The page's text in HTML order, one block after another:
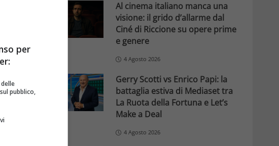
di
Al cinema italiano manca una
visione: il grido d’allarme dal
Ciné di Riccione su opere prime
e genere
4 Agosto 2026
Gerry Scotti vs Enrico Papi: la
battaglia estiva di Mediaset tra
La Ruota della Fortuna e Let’s
Make a Deal
4 Agosto 2026
per
pubblico,